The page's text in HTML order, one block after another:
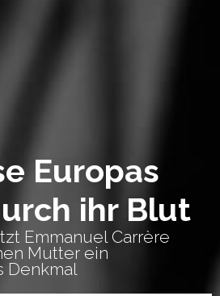
Europas
ihr Blut
Emmanuel Carrère
Mutter ein
Denkmal